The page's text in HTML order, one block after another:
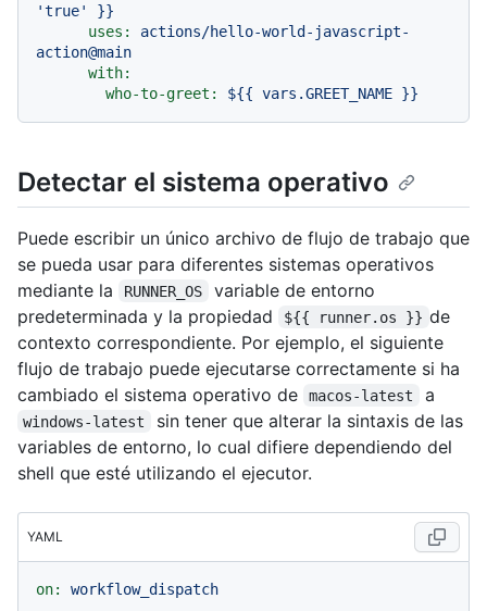
'true'
}}
uses:
actions/hello-world-javascript-
action@main
with:
who-to-greet:
${{ vars.GREET_NAME }}
Detectar el sistema operativo
Puede escribir un único archivo de flujo de trabajo que
se pueda usar para diferentes sistemas operativos
mediante la
RUNNER_OS
variable de entorno
predeterminada y la propiedad
${{ runner.os }} de
contexto correspondiente. Por ejemplo, el siguiente
flujo de trabajo puede ejecutarse correctamente si ha
cambiado el sistema operativo de
macos-latest a
windows-latest
sin tener que alterar la sintaxis de las
variables de entorno, lo cual difiere dependiendo del
shell que esté utilizando el ejecutor.
YAML
on: workflow_dispatch